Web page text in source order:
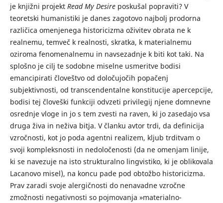
je knjižni projekt Read My Desireposkušal popraviti? V
teoretski humanistiki je danes zagotovo najbolj prodorna
različica omenjenega historicizma oživitev obrata ne k
realnemu, temveč k realnosti, skratka, k materialnemu
oziroma fenomenalnemu in navsezadnje k biti kot taki. Na
splošno je cilj te sodobne miselne usmeritve bodisi
emancipirati človeštvo od določujočih popačenj
subjektivnosti, od transcendentalne konstitucije apercepcije,
bodisi tej človeški funkciji odvzeti privilegij njene domnevne
osrednje vloge in jo s tem zvesti na raven, ki jo zasedajo vsa
druga živa in neživa bitja. V članku avtor trdi, da definicija
vzročnosti, kot jo poda agentni realizem, kljub trditvam o
svoji kompleksnosti in nedoločenosti (da ne omenjam linije,
ki se navezuje na isto strukturalno lingvistiko, ki je oblikovala
Lacanovo misel), na koncu pade pod obtožbo historicizma.
Prav zaradi svoje alergičnosti do nenavadne vzročne
zmožnosti negativnosti so pojmovanja »materialno-